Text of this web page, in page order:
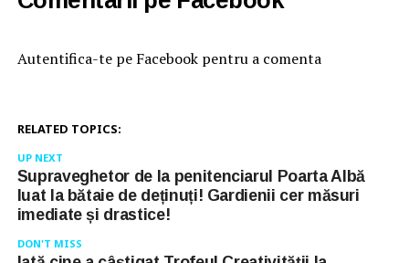
Autentifica-te pe Facebook pentru a comenta
RELATED TOPICS:
UP NEXT
Supraveghetor de la penitenciarul Poarta Albă
luat la bătaie de deținuți! Gardienii cer măsuri
imediate și drastice!
DON'T MISS